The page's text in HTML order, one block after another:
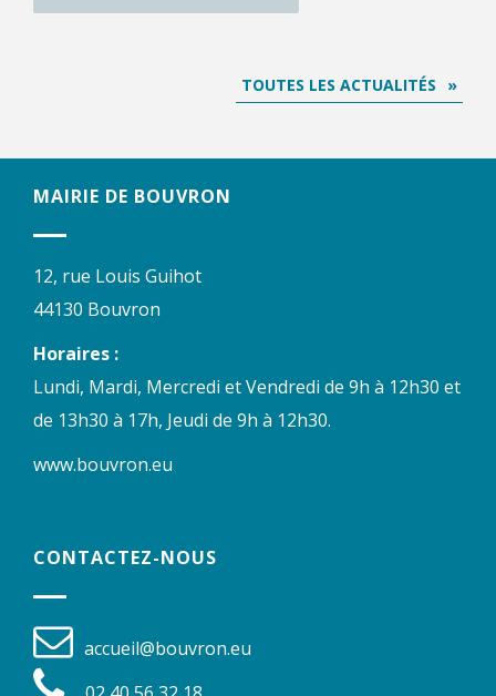
TOUTES LES ACTUALITÉS
MAIRIE DE BOUVRON
12, rue Louis Guihot
44130 Bouvron
Horaires :
Lundi, Mardi, Mercredi et Vendredi de 9h à 12h30 et
de 13h30 à 17h, Jeudi de 9h à 12h30.
www.bouvron.eu
CONTACTEZ-NOUS
accueil@bouvron.eu